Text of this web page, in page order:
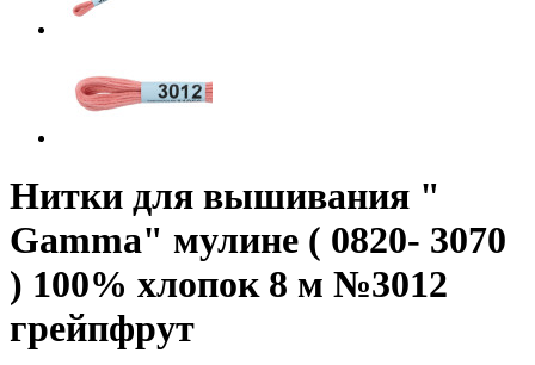
Нитки для вышивания "
Gamma" мулине ( 0820- 3070
) 100% хлопок 8 м №3012
грейпфрут